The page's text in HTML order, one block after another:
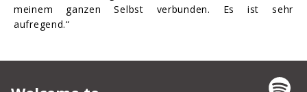
meinem ganzen Selbst verbunden. Es ist sehr
aufregend.“